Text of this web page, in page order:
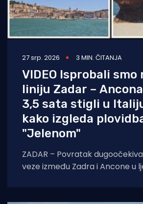
27 srp. 2026 3 MIN. ČITANJA
VIDEO Isprobali smo
liniju Zadar –
3,5 sata stigli u
kako izgleda
"Jelenom"
ZADAR – Povratak
veze između Zadra i Ancone u